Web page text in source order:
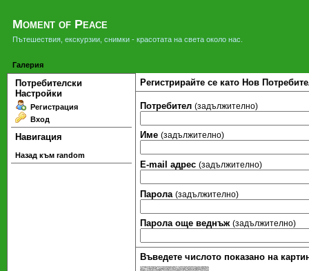
Moment of Peace
Пътешествия, екскурзии, снимки - красотата на света около нас.
Галерия
Потребителски
Настройки
Регистрация
Вход
Навигация
Назад към random
Регистрирайте се като Нов
Потребител (задължително)
Име (задължително)
Е-mail адрес (задължително)
Парола (задължително)
Парола още веднъж (задължително)
Въведете числото показано на